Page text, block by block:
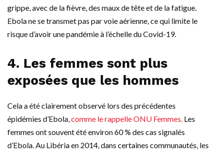
grippe, avec de la fièvre, des maux de tête et de la fatigue.
Ebola ne se transmet pas par voie aérienne, ce qui limite le
risque d’avoir une pandémie à l’échelle du Covid-19.
4. Les femmes sont plus
exposées que les hommes
Cela a été clairement observé lors des précédentes
épidémies d’Ebola,comme le rappelle ONU Femmes. Les
femmes ont souvent été environ 60 % des cas signalés
d’Ebola. Au Libéria en 2014, dans certaines communautés, les